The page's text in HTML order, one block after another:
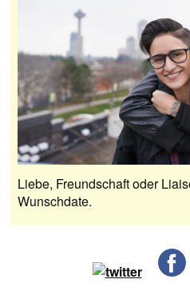
Liebe, Freundschaft oder
Wunschdate.